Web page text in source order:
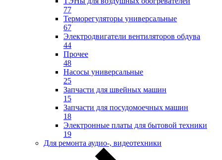
77
Терморегуляторы универсальные
67
Электродвигатели вентиляторов обдува
44
Прочее
48
Насосы универсальные
25
Запчасти для швейных машин
15
Запчасти для посудомоечных машин
18
Электронные платы для бытовой техники
19
Для ремонта аудио-, видеотехники